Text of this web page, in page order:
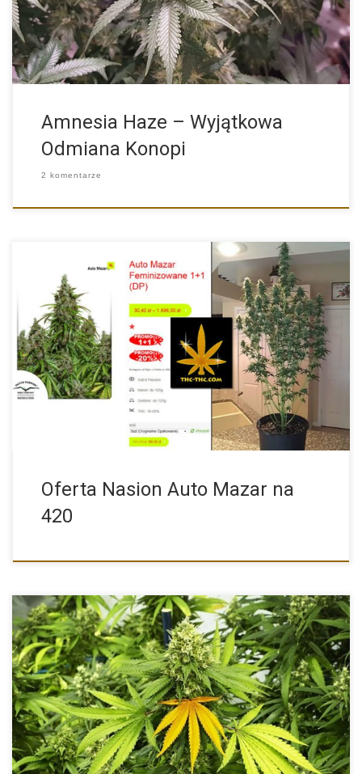
Amnesia Haze – Wyjątkowa
Odmiana Konopi
2 komentarze
Mamy dla was dodatkową Promocję na nasiona marihuany Auto
Mazar […]
Oferta Nasion Auto Mazar na
420
Ważną informacją, z którą muszą wszyscy zainteresowani się
zapoznać to […]